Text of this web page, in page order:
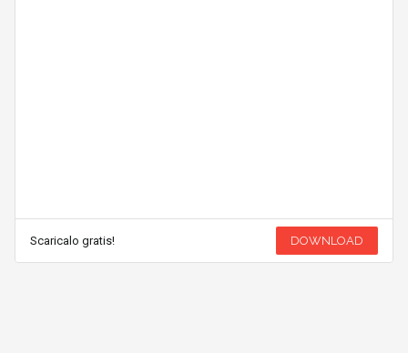
Scaricalo gratis! DOWNLOAD